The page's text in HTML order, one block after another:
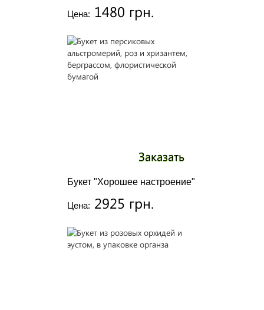
Цена: 1480 грн.
Букет "Хорошее настроение"
Цена: 2925 грн.
Заказать